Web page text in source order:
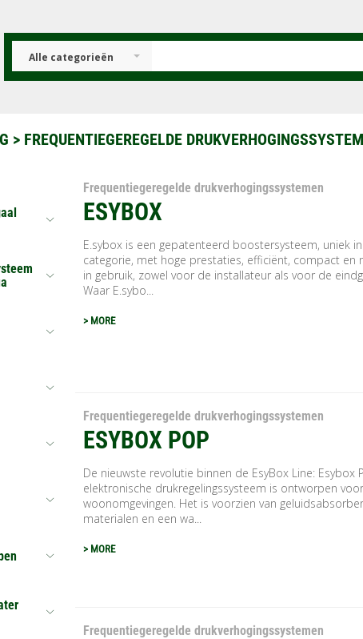
Alle categorieën
> FREQUENTIEGEREGELDE
Frequentiegeregelde drukverhogingssystemen
ESYBOX
E.sybox is een gepatenteerd boostersysteem, uniek
categorie, met hoge prestaties, efficiënt, compact en
in gebruik, zowel voor de installateur als voor de
Waar E.sybo...
> MORE
Frequentiegeregelde drukverhogingssystemen
ESYBOX POP
De nieuwste revolutie binnen de EsyBox Line: Esybox
elektronische drukregelingssysteem is ontworpen
woonomgevingen. Het is voorzien van
materialen en een wa...
> MORE
Frequentiegeregelde drukverhogingssystemen